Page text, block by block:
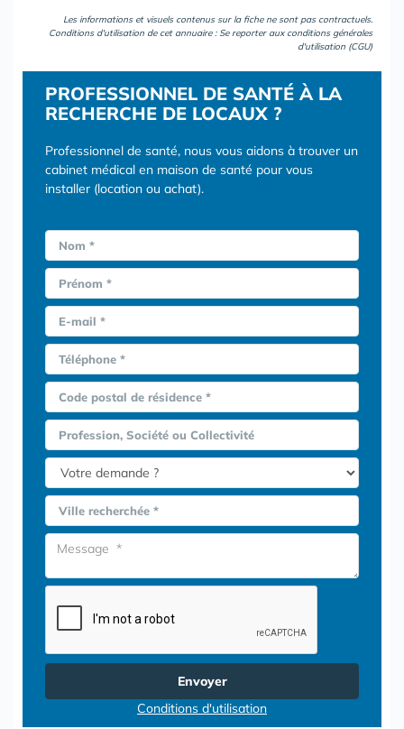
Les informations et visuels contenus sur la fiche ne sont pas contractuels.
Conditions d'utilisation de cet annuaire : Se reporter aux conditions générales
d'utilisation (CGU)
PROFESSIONNEL DE SANTÉ À LA
RECHERCHE DE LOCAUX ?
Professionnel de santé, nous vous aidons à trouver un
cabinet médical en maison de santé pour vous
installer (location ou achat).
Nom *
Prénom *
E-mail *
Téléphone *
Code postal de résidence *
Profession, Société ou Collectivité
Ville recherchée *
Envoyer
Conditions d'utilisation